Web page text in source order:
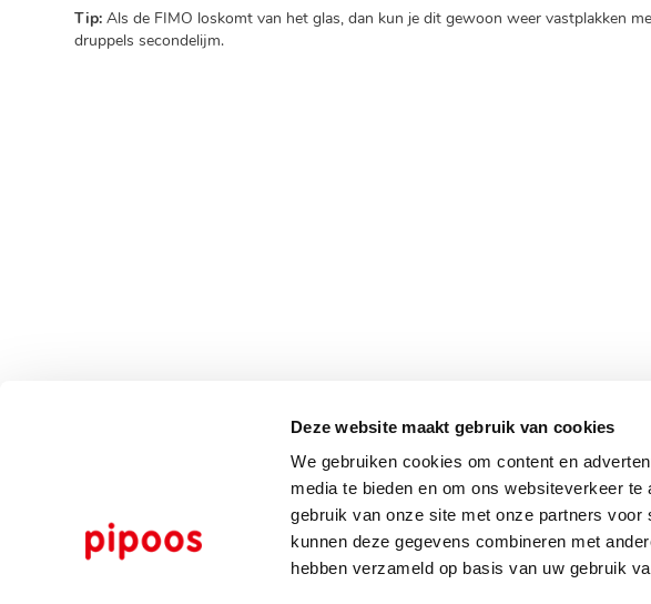
Deze website maakt gebruik van cookies
We gebruiken cookies om content en
media te bieden en om ons websiteverkeer
gebruik van onze site met onze partners
kunnen deze gegevens combineren met
hebben verzameld op basis van uw gebruik
Tip: Als de FIMO loskomt van het glas, dan kun je dit gewoon weer vastplakken
druppels secondelijm.